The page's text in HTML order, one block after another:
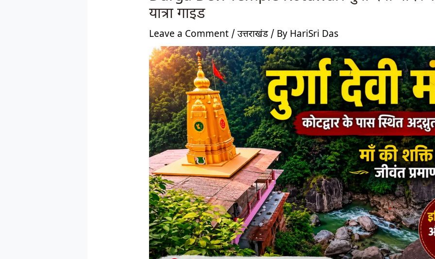
यात्रा गाइड
Leave a Comment / उत्तराखंड/ By HariSri Das